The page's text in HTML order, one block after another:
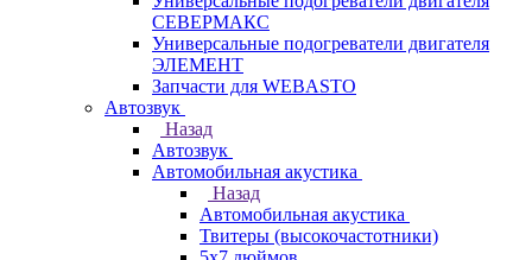
СЕВЕРМАКС
Универсальные подогреватели двигателя
ЭЛЕМЕНТ
Запчасти для WEBASTO
Автозвук
Назад
Автозвук
Автомобильная акустика
Назад
Автомобильная акустика
Твитеры (высокочастотники)